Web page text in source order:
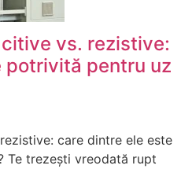
vs. rezistive:
potrivită pentru uz
care dintre ele este
Te trezești vreodată rupt